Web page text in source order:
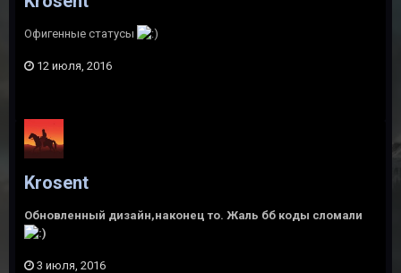
Офигенные статусы
12 июля, 2016
Krosent
Обновленный дизайн,наконец то. Жаль бб коды сломали
3 июля, 2016